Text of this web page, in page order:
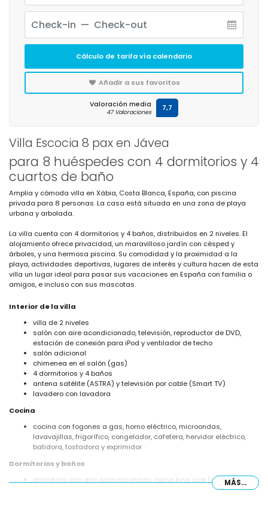
Villa Escocia 8 pax en Jávea
para 8 huéspedes con 4 dormitorios y 4
cuartos de baño
Amplia y cómoda villa en Xàbia, Costa Blanca, España, con piscina
privada para 8 personas. La casa está situada en una zona de playa
urbana y arbolada.
La villa cuenta con 4 dormitorios y 4 baños, distribuidos en 2 niveles. El
alojamiento ofrece privacidad, un maravilloso jardín con césped y
árboles, y una hermosa piscina. Su comodidad y la proximidad a la
playa, actividades deportivas, lugares de interés y cultura hacen de esta
villa un lugar ideal para pasar sus vacaciones en España con familia o
amigos, e incluso con sus mascotas.
Interior de la villa
villa de 2 niveles
salón con aire acondicionado, televisión, reproductor de DVD,
estación de conexión para iPod y ventilador de techo
salón adicional
chimenea en el salón (gas)
4 dormitorios y 4 baños
antena satélite (ASTRA) y televisión por cable (Smart TV)
lavadero con lavadora
Cocina
cocina con fogones a gas, horno eléctrico, microondas,
lavavajillas, frigorífico, congelador, cafetera, hervidor eléctrico,
batidora, tostadora y exprimidor
Dormitorios y baños
dormitorio con aire acondicionado, cama king size (de 200 x 180
MÁS...
Cálculo de tarifa vía calendario
Añadir a sus favoritos
Valoración media
47 Valoraciones 7,7